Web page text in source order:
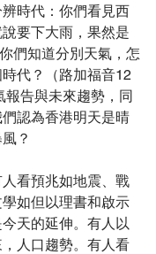
時代：你們看見西
要下大雨，果然是
們知道分別天氣，怎
代？（路加福音12
報告與未來趨勢，同
認為香港明天是晴
？
看預兆如地震、戰
如但以理書和啟示
天的延伸。有人以
人口趨勢。有人看